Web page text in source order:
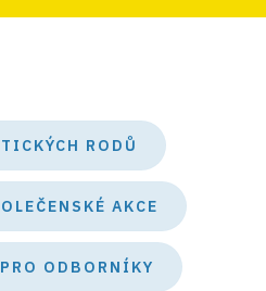
RODŮ
AKCE
PRO ODBORNÍKY